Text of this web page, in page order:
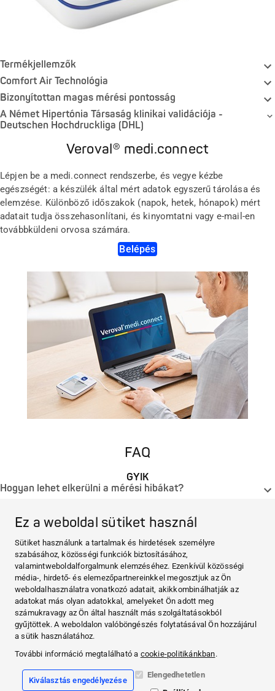
Ez a weboldal sütiket használ
Sütiket használunk a tartalmak és hirdetések személyre
szabásához, közösségi funkciók biztosításához,
valamintweboldalforgalmunk elemzéséhez. Ezenkívül közösségi
média-, hirdető- és elemezőpartnereinkkel megosztjuk az Ön
weboldalhasználatra vonatkozó adatait, akikkombinálhatják az
adatokat más olyan adatokkal, amelyeket Ön adott meg
számukravagy az Ön által használt más szolgáltatásokból
gyűjtöttek. A weboldalon valóböngészés folytatásával Ön hozzájárul
a sütik használatához.
További információ megtalálható a cookie-politikánkban.
Kiválasztás engedélyezése
Elengedhetetlen
Termékjellemzők
Comfort Air Technológia
Bizonyítottan magas mérési pontosság
A Német Hipertónia Társaság klinikai validációja -
Deutschen Hochdruckliga (DHL)
Veroval® medi.connect
Lépjen be a medi.connect rendszerbe, és vegye kézbe
egészségét: a készülék által mért adatok egyszerű tárolása és
elemzése. Különböző időszakok (napok, hetek, hónapok) mért
adatait tudja összehasonlítani, és kinyomtatni vagy e-mail-en
továbbküldeni orvosa számára.
Belépés
FAQ
GYIK
Hogyan lehet elkerülni a mérési hibákat?
Hogyan jeleníti meg a készülék a kijelzőn a
See all FAQ
A HARTMANN-RÓL
HARTMANN-RICO Hungária Kft.
TERMÉKEK
Vérnyomásmérők
Lázmérő
VEROVAL® MEDI.CONNECT
Veroval® medi.connect applikáció
TUDÁSTÁR
Stroke megelőzés
Lázmérés
KAPCSOLAT & EGYÉB